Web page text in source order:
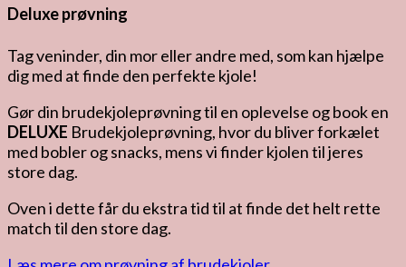
Deluxe prøvning
Tag veninder, din mor eller andre med, som kan hjælpe
dig med at finde den perfekte kjole!
Gør din brudekjoleprøvning til en oplevelse og book en
DELUXE Brudekjoleprøvning, hvor du bliver forkælet
med bobler og snacks, mens vi finder kjolen til jeres
store dag.
Oven i dette får du ekstra tid til at finde det helt rette
match til den store dag.